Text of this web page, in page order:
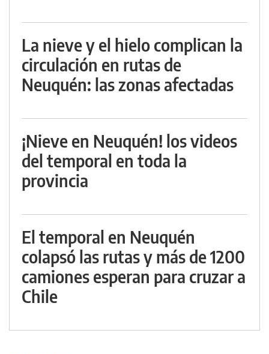
La nieve y el hielo complican la
circulación en rutas de
Neuquén: las zonas afectadas
¡Nieve en Neuquén! los videos
del temporal en toda la
provincia
El temporal en Neuquén
colapsó las rutas y más de 1200
camiones esperan para cruzar a
Chile